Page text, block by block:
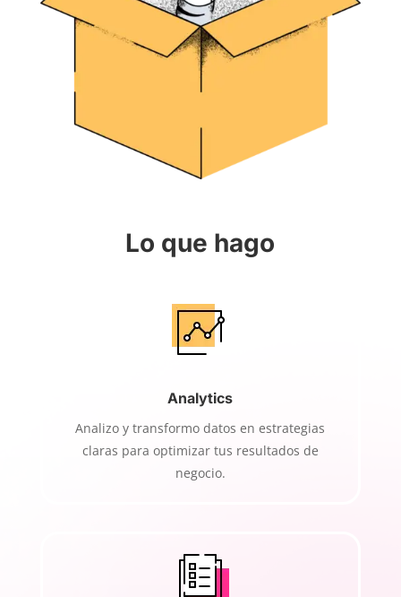
Lo que hago
Analytics
Analizo y transformo datos en estrategias
claras para optimizar tus resultados de
negocio.